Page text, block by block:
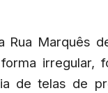
Rua Marquês
irregular,
de telas de